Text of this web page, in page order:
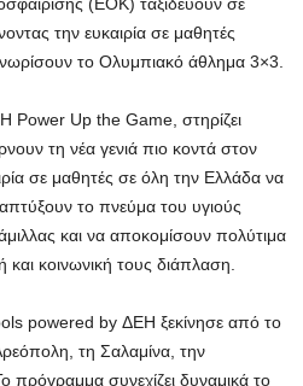
την ευκαιρία σε μαθητές
το Ολυμπιακό άθλημα 3×3.
Power Up the Game, στηρίζει
τη νέα γενιά πιο κοντά στον
σε μαθητές σε όλη την Ελλάδα να
το πνεύμα του υγιούς
και να αποκομίσουν πολύτιμα
κοινωνική τους διάπλαση.
powered by ΔΕΗ ξεκίνησε από το
τη Σαλαμίνα, την
πρόγραμμα συνεχίζει δυναμικά το